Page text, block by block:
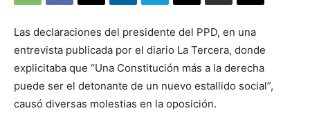
Las declaraciones del presidente del PPD, en una
entrevista publicada por el diario La Tercera, donde
explicitaba que “Una Constitución más a la derecha
puede ser el detonante de un nuevo estallido social”,
causó diversas molestias en la oposición.